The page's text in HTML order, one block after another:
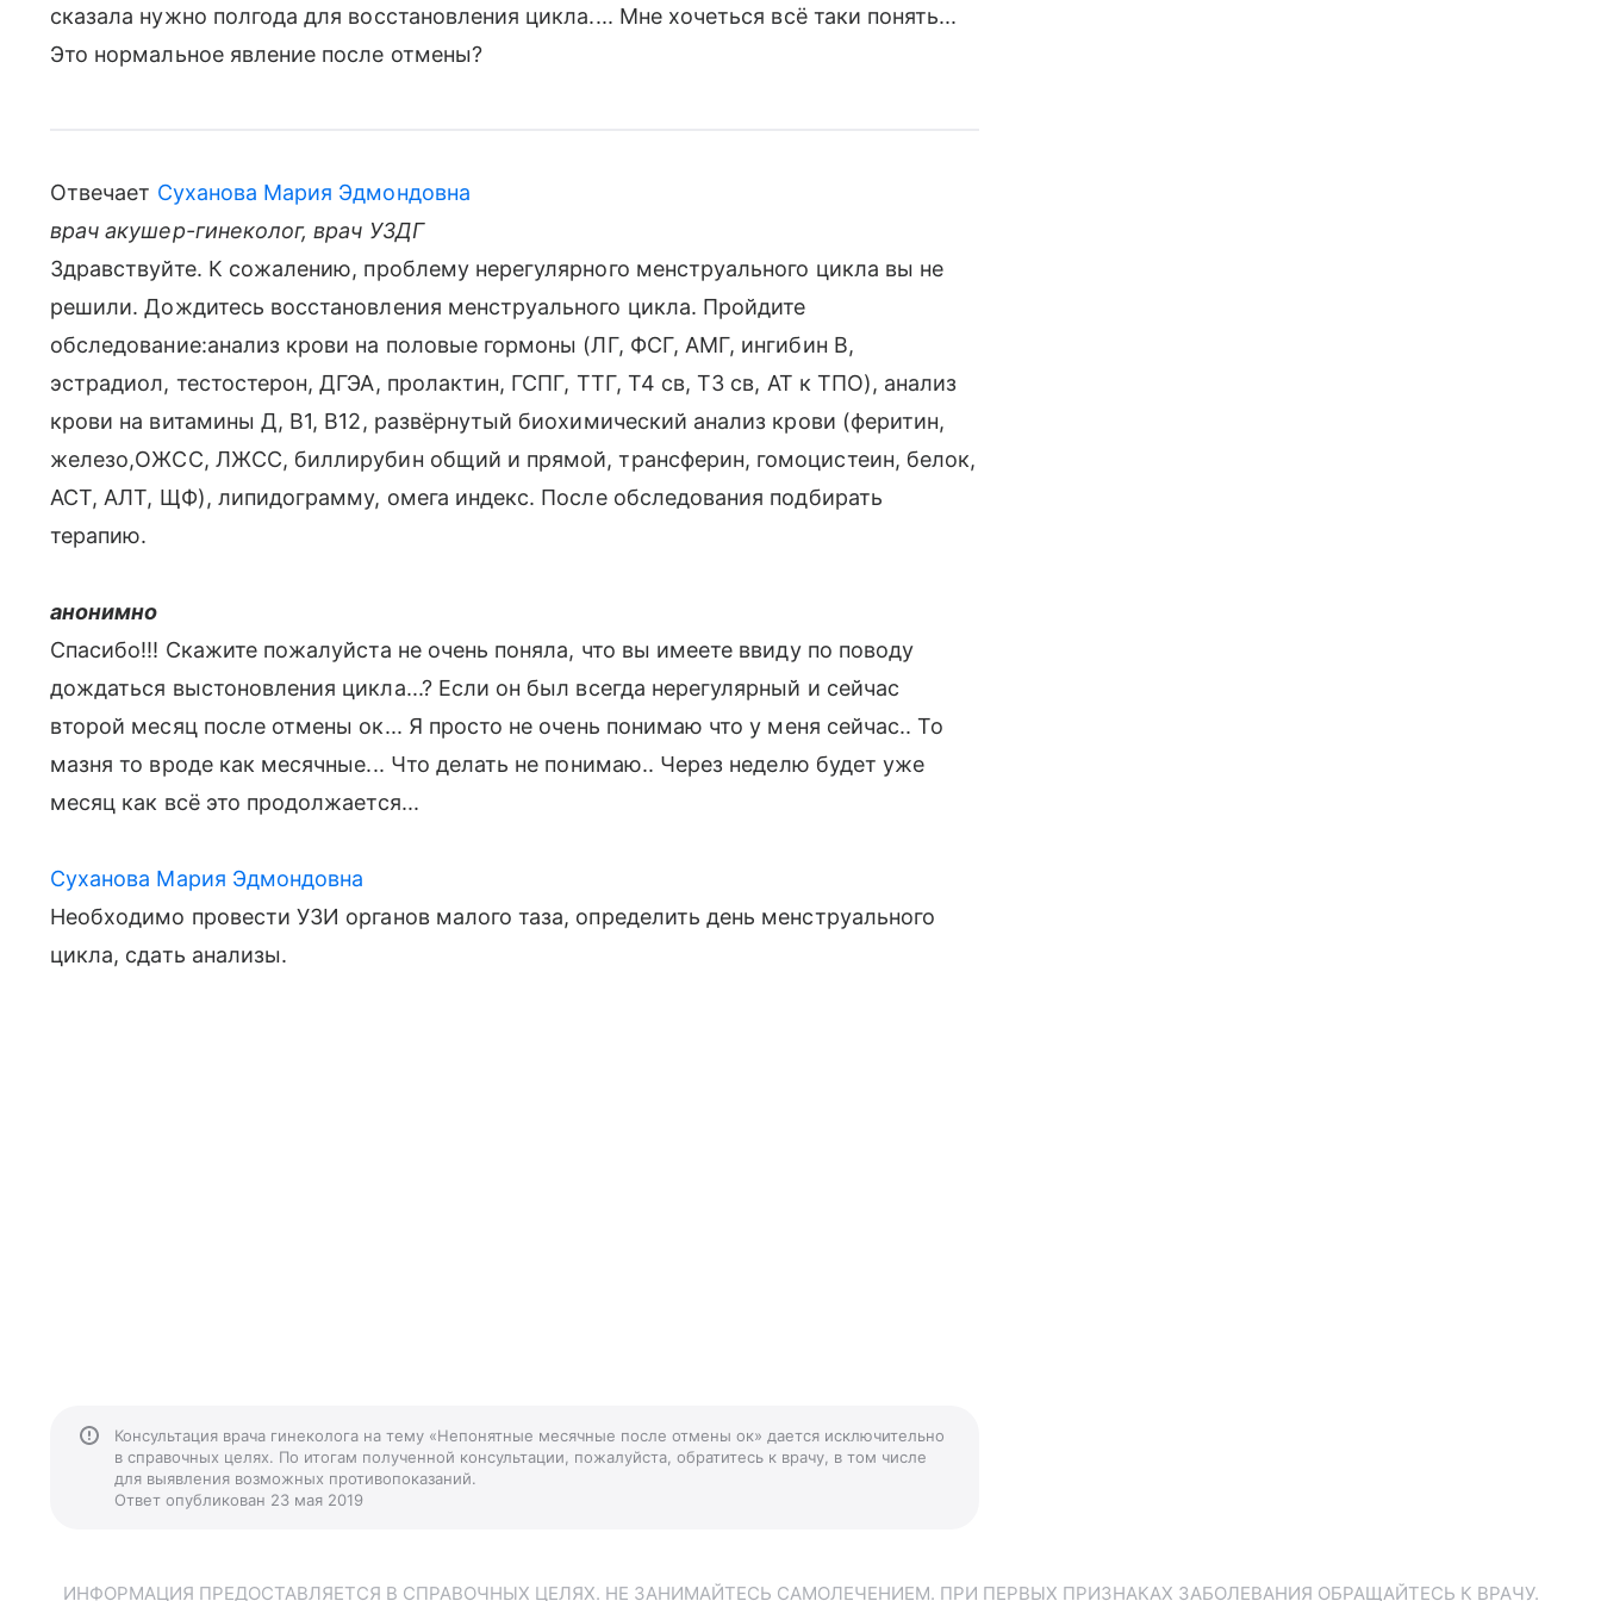
сказала нужно полгода для восстановления цикла.... Мне хочеться всё таки понять...
Это нормальное явление после отмены?
Отвечает Суханова Мария Эдмондовна
врач акушер-гинеколог, врач УЗДГ
Здравствуйте. К сожалению, проблему нерегулярного менструального цикла вы не
решили. Дождитесь восстановления менструального цикла. Пройдите
обследование:анализ крови на половые гормоны (ЛГ, ФСГ, АМГ, ингибин В,
эстрадиол, тестостерон, ДГЭА, пролактин, ГСПГ, ТТГ, Т4 св, Т3 св, АТ к ТПО), анализ
крови на витамины Д, В1, В12, развёрнутый биохимический анализ крови (феритин,
железо,ОЖСС, ЛЖСС, биллирубин общий и прямой, трансферин, гомоцистеин, белок,
АСТ, АЛТ, ЩФ), липидограмму, омега индекс. После обследования подбирать
терапию.
анонимно
Спасибо!!! Скажите пожалуйста не очень поняла, что вы имеете ввиду по поводу
дождаться выстоновления цикла...? Если он был всегда нерегулярный и сейчас
второй месяц после отмены ок... Я просто не очень понимаю что у меня сейчас.. То
мазня то вроде как месячные... Что делать не понимаю.. Через неделю будет уже
месяц как всё это продолжается...
Суханова Мария Эдмондовна
Необходимо провести УЗИ органов малого таза, определить день менструального
цикла, сдать анализы.
Консультация врача гинеколога на тему «Непонятные месячные после отмены ок» дается исключительно
в справочных целях. По итогам полученной консультации, пожалуйста, обратитесь к врачу, в том числе
для выявления возможных противопоказаний.
Ответ опубликован 23 мая 2019
ИНФОРМАЦИЯ ПРЕДОСТАВЛЯЕТСЯ В СПРАВОЧНЫХ ЦЕЛЯХ. НЕ ЗАНИМАЙТЕСЬ САМОЛЕЧЕНИЕМ. ПРИ ПЕРВЫХ ПРИЗНАКАХ ЗАБОЛЕВАНИЯ ОБРАЩАЙТЕСЬ К ВРАЧУ.